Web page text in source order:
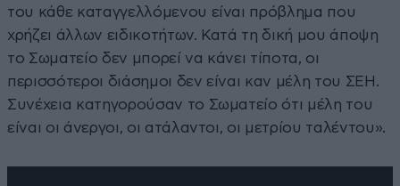
του κάθε καταγγελλόμενου είναι πρόβλημα που
χρήζει άλλων ειδικοτήτων. Κατά τη δική μου άποψη
το Σωματείο δεν μπορεί να κάνει τίποτα, οι
περισσότεροι διάσημοι δεν είναι καν μέλη του ΣΕΗ.
Συνέχεια κατηγορούσαν το Σωματείο ότι μέλη του
είναι οι άνεργοι, οι ατάλαντοι, οι μετρίου ταλέντου».